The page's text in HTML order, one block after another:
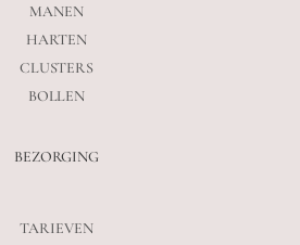
MANEN
HARTEN
CLUSTERS
BOLLEN
BEZORGING
TARIEVEN